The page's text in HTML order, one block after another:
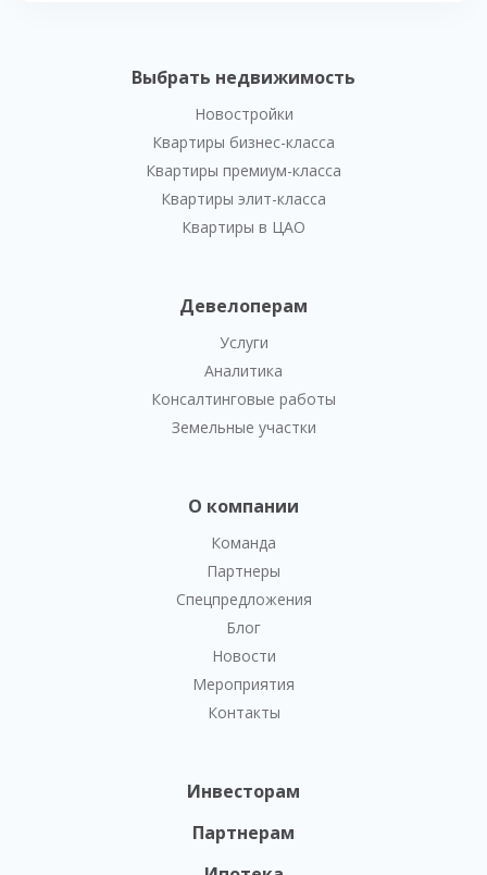
Выбрать недвижимость
Новостройки
Квартиры бизнес-класса
Квартиры премиум-класса
Квартиры элит-класса
Квартиры в ЦАО
Девелоперам
Услуги
Аналитика
Консалтинговые работы
Земельные участки
О компании
Команда
Партнеры
Спецпредложения
Блог
Новости
Мероприятия
Контакты
Инвесторам
Партнерам